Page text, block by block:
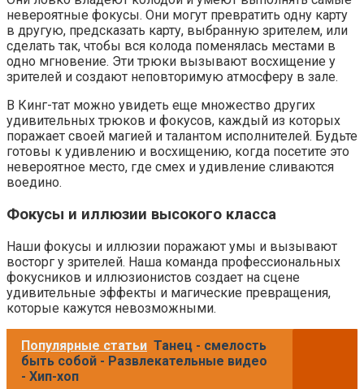
невероятные фокусы. Они могут превратить одну карту
в другую, предсказать карту, выбранную зрителем, или
сделать так, чтобы вся колода поменялась местами в
одно мгновение. Эти трюки вызывают восхищение у
зрителей и создают неповторимую атмосферу в зале.
В Кинг-тат можно увидеть еще множество других
удивительных трюков и фокусов, каждый из которых
поражает своей магией и талантом исполнителей. Будьте
готовы к удивлению и восхищению, когда посетите это
невероятное место, где смех и удивление сливаются
воедино.
Фокусы и иллюзии высокого класса
Наши фокусы и иллюзии поражают умы и вызывают
восторг у зрителей. Наша команда профессиональных
фокусников и иллюзионистов создает на сцене
удивительные эффекты и магические превращения,
которые кажутся невозможными.
Популярные статьи Танец - смелость
быть собой - Развлекательные видео
- Хип-хоп